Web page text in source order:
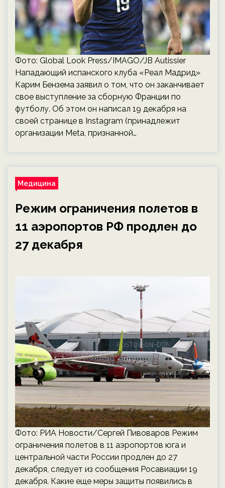
Фото: Global Look Press/IMAGO/JB Autissier
Нападающий испанского клуба «Реал Мадрид»
Карим Бензема заявил о том, что он заканчивает
свое выступление за сборную Франции по
футболу. Об этом он написал 19 декабря на
своей странице в Instagram (принадлежит
организации Meta, признанной…
Медицина
Режим ограничения полетов в
11 аэропортов РФ продлен до
27 декабря
Фото: РИА Новости/Сергей Пивоваров Режим
ограничения полетов в 11 аэропортов юга и
центральной части России продлен до 27
декабря, следует из сообщения Росавиации 19
декабря. Какие еще меры защиты появились в